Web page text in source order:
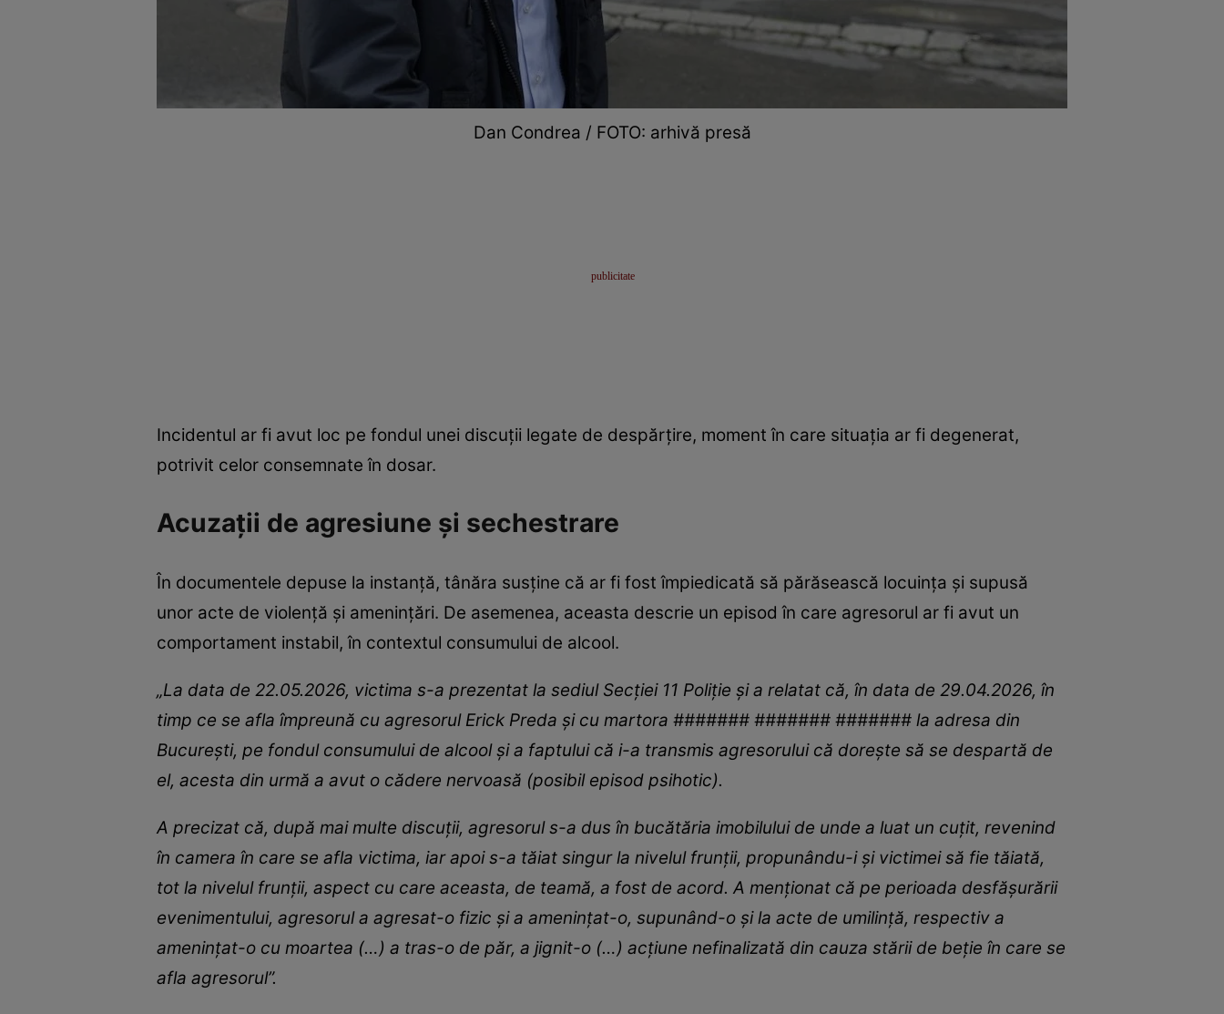
Dan Condrea / FOTO: arhivă presă
Incidentul ar fi avut loc pe fondul unei discuții legate de despărțire, moment în care situația ar fi degenerat,
potrivit celor consemnate în dosar.
Acuzații de agresiune și sechestrare
În documentele depuse la instanță, tânăra susține că ar fi fost împiedicată să părăsească locuința și supusă
unor acte de violență și amenințări. De asemenea, aceasta descrie un episod în care agresorul ar fi avut un
comportament instabil, în contextul consumului de alcool.
„La data de 22.05.2026, victima s-a prezentat la sediul Secției 11 Poliție și a relatat că, în data de 29.04.2026, în
timp ce se afla împreună cu agresorul Erick Preda și cu martora ####### ####### ####### la adresa din
București, pe fondul consumului de alcool și a faptului că i-a transmis agresorului că dorește să se despartă de
el, acesta din urmă a avut o cădere nervoasă (posibil episod psihotic).
A precizat că, după mai multe discuții, agresorul s-a dus în bucătăria imobilului de unde a luat un cuțit, revenind
în camera în care se afla victima, iar apoi s-a tăiat singur la nivelul frunții, propunându-i și victimei să fie tăiată,
tot la nivelul frunții, aspect cu care aceasta, de teamă, a fost de acord. A menționat că pe perioada desfășurării
evenimentului, agresorul a agresat-o fizic și a amenințat-o, supunând-o și la acte de umilință, respectiv a
amenințat-o cu moartea (…) a tras-o de păr, a jignit-o (…) acțiune nefinalizată din cauza stării de beție în care se
afla agresorul”.